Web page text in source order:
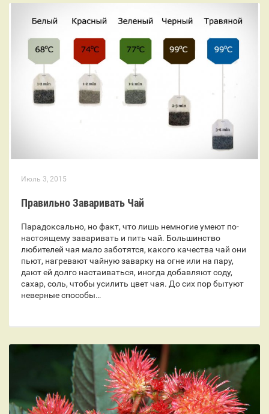
Июль 3, 2015
Правильно Заваривать Чай
Парадоксально, но факт, что лишь немногие умеют по-
настоящему заваривать и пить чай. Большинство
любителей чая мало заботятся, какого качества чай они
пьют, нагревают чайную заварку на огне или на пару,
дают ей долго настаиваться, иногда добавляют соду,
сахар, соль, чтобы усилить цвет чая. До сих пор бытуют
неверные способы…